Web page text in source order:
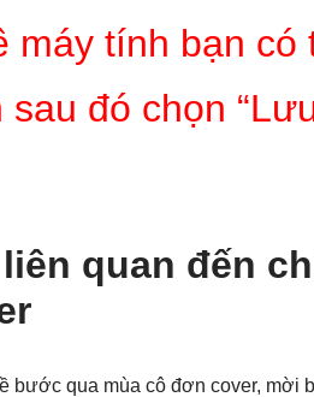
máy tính bạn có
đó chọn
quan đến
bước qua mùa cô đơn cover, mời